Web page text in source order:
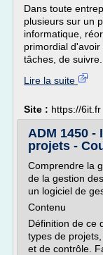
Dans toute
plusieurs sur un
informatique,
primordial
tâches, de suivre...
Lire la suite
Site : https://6it.fr
ADM 1450
projets -
Comprendre la
de la gestion
un logiciel de
Contenu
Définition de ce
types de
et de contrôle.